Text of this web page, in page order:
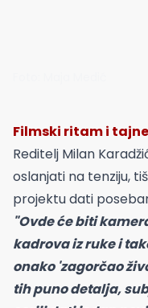
Filmski ritam i
Reditelj Milan
oslanjati na tenziju,
projektu dati
"Ovde će biti
kadrova iz ruke i
onako 'zagorčao
tih puno detalja,